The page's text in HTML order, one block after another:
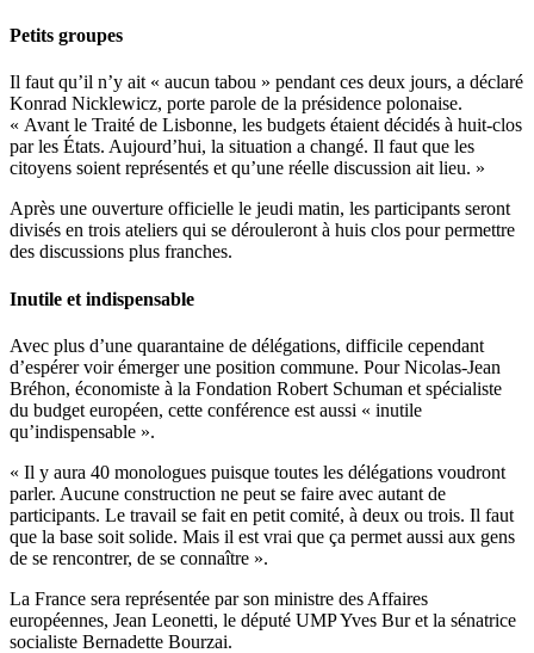
Petits groupes
Il faut qu’il n’y ait « aucun tabou » pendant ces deux jours, a déclaré
Konrad Nicklewicz, porte parole de la présidence polonaise.
« Avant le Traité de Lisbonne, les budgets étaient décidés à huit-clos
par les États. Aujourd’hui, la situation a changé. Il faut que les
citoyens soient représentés et qu’une réelle discussion ait lieu. »
Après une ouverture officielle le jeudi matin, les participants seront
divisés en trois ateliers qui se dérouleront à huis clos pour permettre
des discussions plus franches.
Inutile et indispensable
Avec plus d’une quarantaine de délégations, difficile cependant
d’espérer voir émerger une position commune. Pour Nicolas-Jean
Bréhon, économiste à la Fondation Robert Schuman et spécialiste
du budget européen, cette conférence est aussi « inutile
qu’indispensable ».
« Il y aura 40 monologues puisque toutes les délégations voudront
parler. Aucune construction ne peut se faire avec autant de
participants. Le travail se fait en petit comité, à deux ou trois. Il faut
que la base soit solide. Mais il est vrai que ça permet aussi aux gens
de se rencontrer, de se connaître ».
La France sera représentée par son ministre des Affaires
européennes, Jean Leonetti, le député UMP Yves Bur et la sénatrice
socialiste Bernadette Bourzai.